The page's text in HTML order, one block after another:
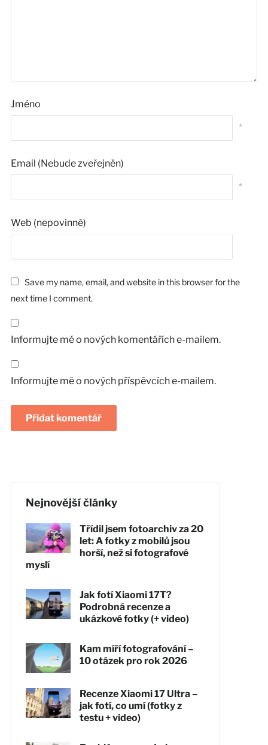
Jméno
*
Email (Nebude zveřejněn)
*
Web (nepovinné)
Save my name, email, and website in this browser for the
next time I comment.
Informujte mě o nových komentářích e-mailem.
Informujte mě o nových příspěvcích e-mailem.
Nejnovější články
Třídil jsem fotoarchiv za 20
let: A fotky z mobilů jsou
horší, než si fotografové
myslí
Jak fotí Xiaomi 17T?
Podrobná recenze a
ukázkové fotky (+ video)
Kam míří fotografování –
10 otázek pro rok 2026
Recenze Xiaomi 17 Ultra –
jak fotí, co umí (fotky z
testu + video)